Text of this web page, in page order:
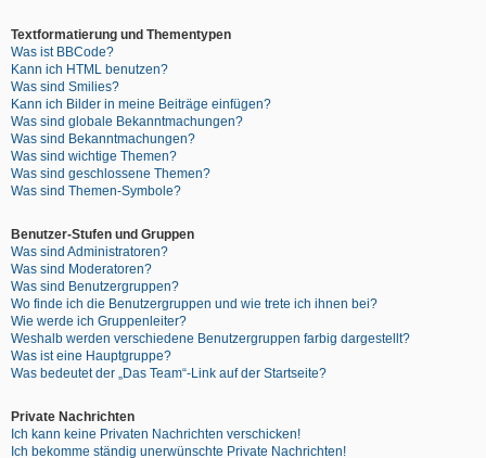
Textformatierung und Thementypen
Was ist BBCode?
Kann ich HTML benutzen?
Was sind Smilies?
Kann ich Bilder in meine Beiträge einfügen?
Was sind globale Bekanntmachungen?
Was sind Bekanntmachungen?
Was sind wichtige Themen?
Was sind geschlossene Themen?
Was sind Themen-Symbole?
Benutzer-Stufen und Gruppen
Was sind Administratoren?
Was sind Moderatoren?
Was sind Benutzergruppen?
Wo finde ich die Benutzergruppen und wie trete ich ihnen bei?
Wie werde ich Gruppenleiter?
Weshalb werden verschiedene Benutzergruppen farbig dargestellt?
Was ist eine Hauptgruppe?
Was bedeutet der „Das Team“-Link auf der Startseite?
Private Nachrichten
Ich kann keine Privaten Nachrichten verschicken!
Ich bekomme ständig unerwünschte Private Nachrichten!